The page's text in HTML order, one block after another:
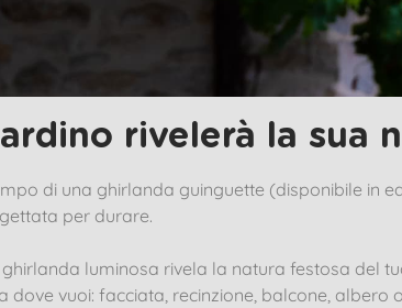
rivelerà la sua
di una ghirlanda guinguette (disponibile in
per durare.
luminosa rivela la natura festosa del
vuoi: facciata, recinzione, balcone, albero